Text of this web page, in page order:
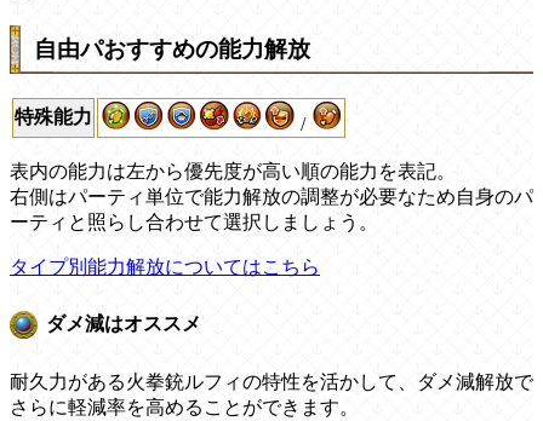
自由パおすすめの能力解放
特殊能力 /
表内の能力は左から優先度が高い順の能力を表記。
右側はパーティ単位で能力解放の調整が必要なため自身のパ
ーティと照らし合わせて選択しましょう。
タイプ別能力解放についてはこちら
ダメ減はオススメ
耐久力がある火拳銃ルフィの特性を活かして、ダメ減解放で
さらに軽減率を高めることができます。